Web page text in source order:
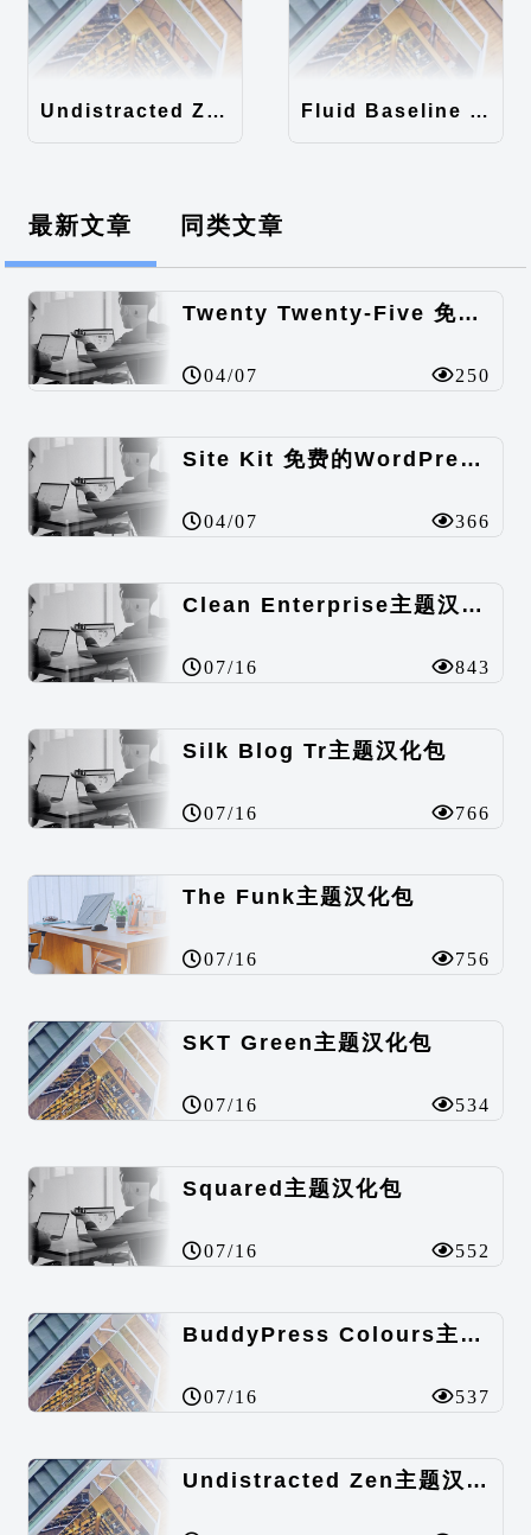
Undistracted Zen主题汉化包 Fluid Baseline Grid主题汉化包
最新文章 同类文章
Twenty Twenty-Five 免费的WordPress内容主题
04/07 250
Site Kit 免费的WordPress数据统计插件
04/07 366
Clean Enterprise主题汉化包
07/16 843
Silk Blog Tr主题汉化包
07/16 766
The Funk主题汉化包
07/16 756
SKT Green主题汉化包
07/16 534
Squared主题汉化包
07/16 552
BuddyPress Colours主题汉化包
07/16 537
Undistracted Zen主题汉化包